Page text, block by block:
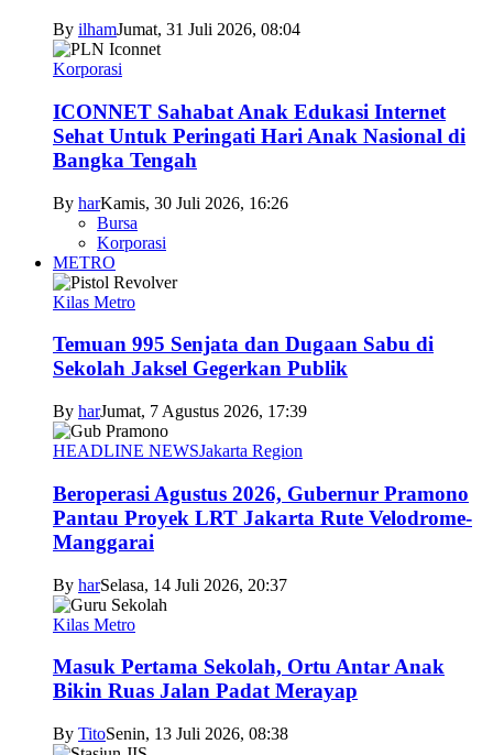
By ilhamJumat, 31 Juli 2026, 08:04
Korporasi
ICONNET Sahabat Anak Edukasi Internet
Sehat Untuk Peringati Hari Anak Nasional di
Bangka Tengah
By harKamis, 30 Juli 2026, 16:26
Bursa
Korporasi
METRO
Kilas Metro
Temuan 995 Senjata dan Dugaan Sabu di
Sekolah Jaksel Gegerkan Publik
By harJumat, 7 Agustus 2026, 17:39
HEADLINE NEWSJakarta Region
Beroperasi Agustus 2026, Gubernur Pramono
Pantau Proyek LRT Jakarta Rute Velodrome-
Manggarai
By harSelasa, 14 Juli 2026, 20:37
Kilas Metro
Masuk Pertama Sekolah, Ortu Antar Anak
Bikin Ruas Jalan Padat Merayap
By TitoSenin, 13 Juli 2026, 08:38